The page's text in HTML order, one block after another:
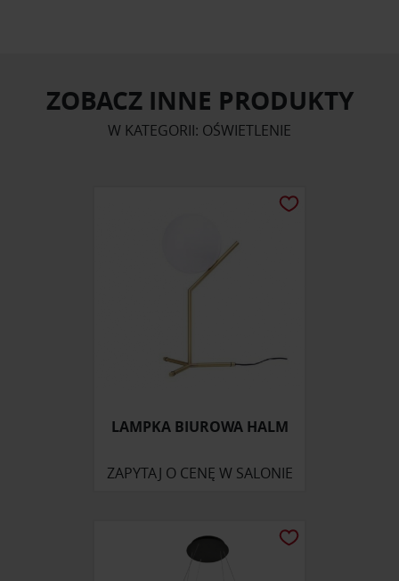
ZOBACZ INNE PRODUKTY
W KATEGORII: OŚWIETLENIE
LAMPKA BIUROWA HALM
ZAPYTAJ O CENĘ W SALONIE